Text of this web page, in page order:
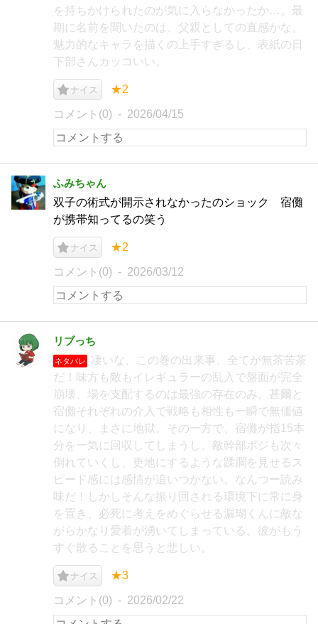
を持ちかけられたのが気に入らなかったか…。最
期に名前を聞いたのは、父親としての直感かな。
魅力的なキャラを描くの上手すぎるし、表紙の日
下部さんカッコいい。
ナイス ★2
コメント(0) 2026/04/15
ふみちゃん
双子の術式が開示されなかったのショック 宿儺
が携帯知ってるの笑う
ナイス ★2
コメント(0) 2026/03/12
リブっち
ネタバレ
凄いな、この巻の出来事。全てが無茶苦茶
だ！味方も敵もイレギュラーの乱入で盤面が完全
崩壊、場を支配するのは最強の存在のみ。甚爾と
宿儺それぞれの介入で戦略も相性も一瞬で無価値
になり、まさに地獄。その一方で、宿儺が指15本
分を一気に回収してしまうし、敵幹部ポジも次々
倒れていくし、更地にするような蹂躙を見せるス
ピード感には感情が追いつかない。なんつー読み
味だ！しかしそんな振り回される環境下に常に身
を置き、必死に考えをめぐらせる漏瑚くんに敵な
がらかなり愛着が湧いてしまっている。彼がもう
すぐ散ることを思うと悲しい。
ナイス ★3
コメント(0) 2026/02/22